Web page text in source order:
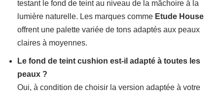
testant le fond de teint au niveau de la mâchoire à la
lumière naturelle. Les marques comme Etude House
offrent une palette variée de tons adaptés aux peaux
claires à moyennes.
Le fond de teint cushion est-il adapté à toutes les
peaux ?
Oui, à condition de choisir la version adaptée à votre